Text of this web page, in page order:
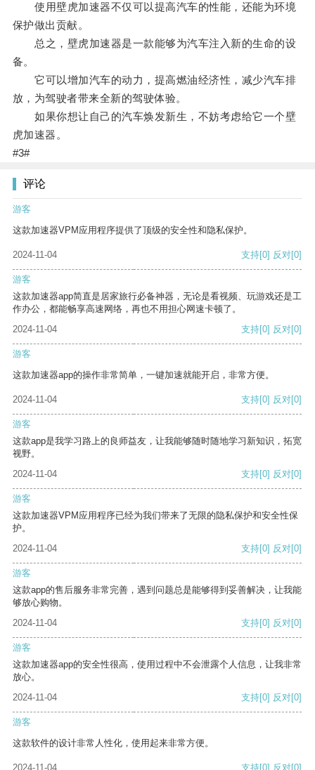
使用壁虎加速器不仅可以提高汽车的性能，还能为环境
保护做出贡献。
总之，壁虎加速器是一款能够为汽车注入新的生命的设
备。
它可以增加汽车的动力，提高燃油经济性，减少汽车排
放，为驾驶者带来全新的驾驶体验。
如果你想让自己的汽车焕发新生，不妨考虑给它一个壁
虎加速器。
#3#
评论
游客
这款加速器VPM应用程序提供了顶级的安全性和隐私保护。
2024-11-04 支持[0] 反对[0]
游客
这款加速器app简直是居家旅行必备神器，无论是看视频、玩游戏还是工
作办公，都能畅享高速网络，再也不用担心网速卡顿了。
2024-11-04
支持[0] 反对[0]
游客
这款加速器app的操作非常简单，一键加速就能开启，非常方便。
2024-11-04 支持[0] 反对[0]
游客
这款app是我学习路上的良师益友，让我能够随时随地学习新知识，拓宽
视野。
2024-11-04
支持[0] 反对[0]
游客
这款加速器VPM应用程序已经为我们带来了无限的隐私保护和安全性保
护。
2024-11-04
支持[0] 反对[0]
游客
这款app的售后服务非常完善，遇到问题总是能够得到妥善解决，让我能
够放心购物。
2024-11-04
支持[0] 反对[0]
游客
这款加速器app的安全性很高，使用过程中不会泄露个人信息，让我非常
放心。
2024-11-04
支持[0] 反对[0]
游客
这款软件的设计非常人性化，使用起来非常方便。
2024-11-04 支持[0] 反对[0]